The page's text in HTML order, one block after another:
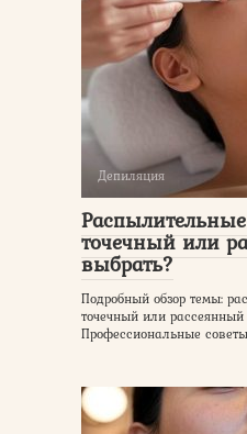
Депиляция
точечный или
выбрать?
Подробный обзор темы:
точечный или
Профессиональные